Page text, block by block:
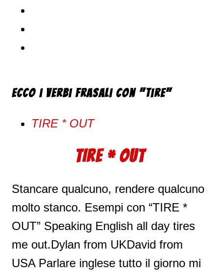
Ecco i verbi frasali con "Tire"
TIRE * OUT
TIRE * OUT
Stancare qualcuno, rendere qualcuno
molto stanco. Esempi con “TIRE *
OUT” Speaking English all day tires
me out.Dylan from UKDavid from
USA Parlare inglese tutto il giorno mi